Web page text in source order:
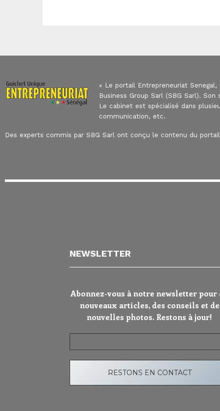
« Le portail Entrepreneuriat
Business Group Sarl (SBG Sarl).
Le cabinet est spécialisé dans
communication, etc.
Des experts commis par SBG Sarl ont conçu le contenu du
NEWSLETTER
Abonnez-vous à notre newsletter pour
nouveaux articles, des conseils et de
nouvelles photos. Restons à jour!